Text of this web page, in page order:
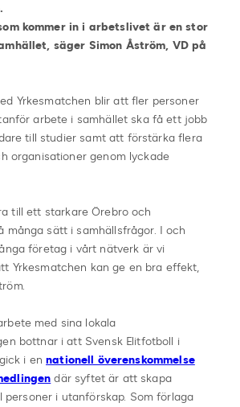
kommer in i arbetslivet är en stor
säger Simon Åström, VD på
Yrkesmatchen blir att fler personer
arbete i samhället ska få ett jobb
till studier samt att förstärka flera
organisationer genom lyckade
till ett starkare Örebro och
många sätt i samhällsfrågor. I och
företag i vårt nätverk är vi
Yrkesmatchen kan ge en bra effekt,
med sina lokala
bottnar i att Svensk Elitfotboll i
i ennationell överenskommelse
där syftet är att skapa
personer i utanförskap. Som förlaga